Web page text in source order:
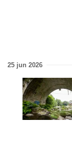
25 jun 2026